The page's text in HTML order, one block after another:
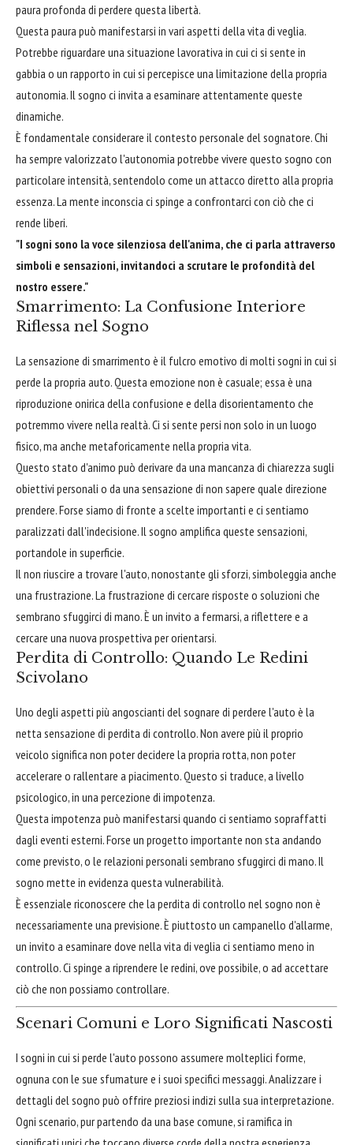
paura profonda di perdere questa libertà.
Questa paura può manifestarsi in vari aspetti della vita di veglia.
Potrebbe riguardare una situazione lavorativa in cui ci si sente in
gabbia o un rapporto in cui si percepisce una limitazione della propria
autonomia. Il sogno ci invita a esaminare attentamente queste
dinamiche.
È fondamentale considerare il contesto personale del sognatore. Chi
ha sempre valorizzato l'autonomia potrebbe vivere questo sogno con
particolare intensità, sentendolo come un attacco diretto alla propria
essenza. La mente inconscia ci spinge a confrontarci con ciò che ci
rende liberi.
"I sogni sono la voce silenziosa dell'anima, che ci parla attraverso
simboli e sensazioni, invitandoci a scrutare le profondità del
nostro essere."
Smarrimento: La Confusione Interiore
Riflessa nel Sogno
La sensazione di smarrimento è il fulcro emotivo di molti sogni in cui si
perde la propria auto. Questa emozione non è casuale; essa è una
riproduzione onirica della confusione e della disorientamento che
potremmo vivere nella realtà. Ci si sente persi non solo in un luogo
fisico, ma anche metaforicamente nella propria vita.
Questo stato d'animo può derivare da una mancanza di chiarezza sugli
obiettivi personali o da una sensazione di non sapere quale direzione
prendere. Forse siamo di fronte a scelte importanti e ci sentiamo
paralizzati dall'indecisione. Il sogno amplifica queste sensazioni,
portandole in superficie.
Il non riuscire a trovare l'auto, nonostante gli sforzi, simboleggia anche
una frustrazione. La frustrazione di cercare risposte o soluzioni che
sembrano sfuggirci di mano. È un invito a fermarsi, a riflettere e a
cercare una nuova prospettiva per orientarsi.
Perdita di Controllo: Quando Le Redini
Scivolano
Uno degli aspetti più angoscianti del sognare di perdere l'auto è la
netta sensazione di perdita di controllo. Non avere più il proprio
veicolo significa non poter decidere la propria rotta, non poter
accelerare o rallentare a piacimento. Questo si traduce, a livello
psicologico, in una percezione di impotenza.
Questa impotenza può manifestarsi quando ci sentiamo sopraffatti
dagli eventi esterni. Forse un progetto importante non sta andando
come previsto, o le relazioni personali sembrano sfuggirci di mano. Il
sogno mette in evidenza questa vulnerabilità.
È essenziale riconoscere che la perdita di controllo nel sogno non è
necessariamente una previsione. È piuttosto un campanello d'allarme,
un invito a esaminare dove nella vita di veglia ci sentiamo meno in
controllo. Ci spinge a riprendere le redini, ove possibile, o ad accettare
ciò che non possiamo controllare.
Scenari Comuni e Loro Significati Nascosti
I sogni in cui si perde l'auto possono assumere molteplici forme,
ognuna con le sue sfumature e i suoi specifici messaggi. Analizzare i
dettagli del sogno può offrire preziosi indizi sulla sua interpretazione.
Ogni scenario, pur partendo da una base comune, si ramifica in